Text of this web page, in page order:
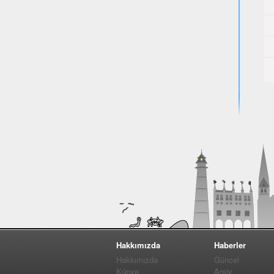
Hakkımızda
Hakkımızda
Künye
Haberler
Güncel
Arşiv